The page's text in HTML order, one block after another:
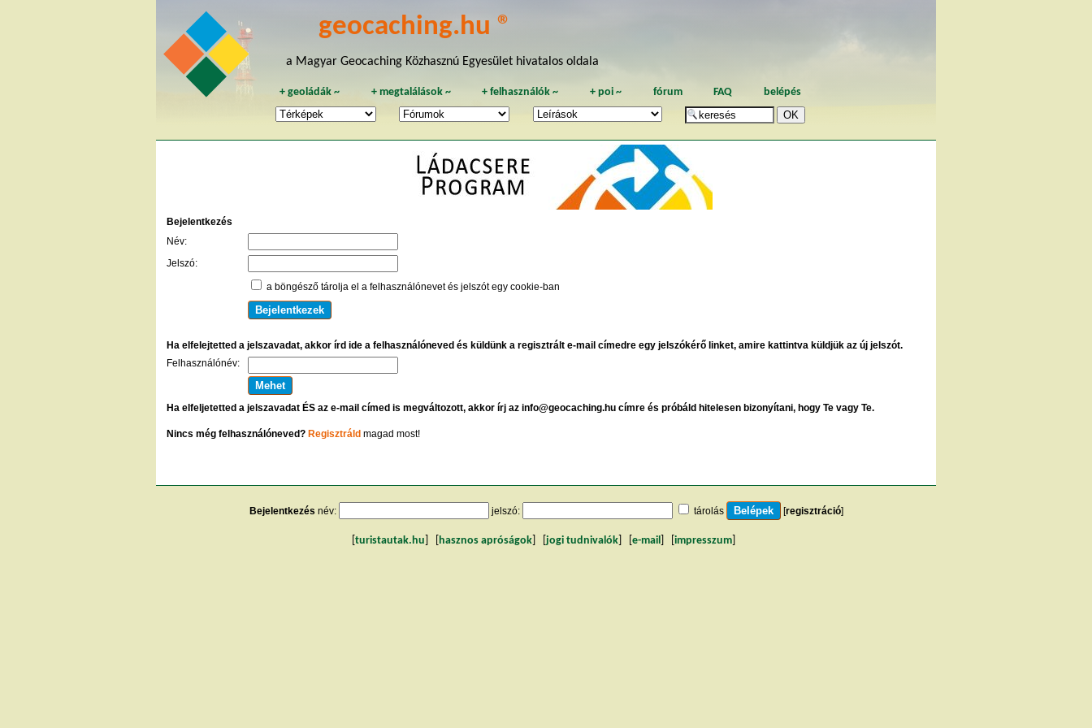
geocaching.hu ®
a Magyar Geocaching Közhasznú Egyesület hivatalos oldala
+geoládák ~ + megtalálások~ +felhasználók ~ + poi~ fórum FAQ belépés
Bejelentkezés
Név:
Jelszó:
a böngésző tárolja el a felhasználónevet és jelszót egy cookie-ban
Ha elfelejtetted a jelszavadat, akkor írd ide a felhasználóneved és küldünk a regisztrált e-mail címedre egy jelszókérő linket, amire kattintva küldjük az új jelszót.
Felhasználónév:
Ha elfeljetetted a jelszavadat ÉS az e-mail címed is megváltozott, akkor írj az info@geocaching.hu címre és próbáld hitelesen bizonyítani, hogy Te vagy Te.
Nincs még felhasználóneved? Regisztráld magad most!
Bejelentkezés név: jelszó: tárolás [regisztráció]
turistautak.hu hasznos apróságok jogi tudnivalók e-mail impresszum